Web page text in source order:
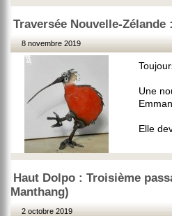
Traversée Nouvelle-
8 novembre 2019
Une
Elle
Haut Dolpo : Troisième
Manthang)
2 octobre 2019